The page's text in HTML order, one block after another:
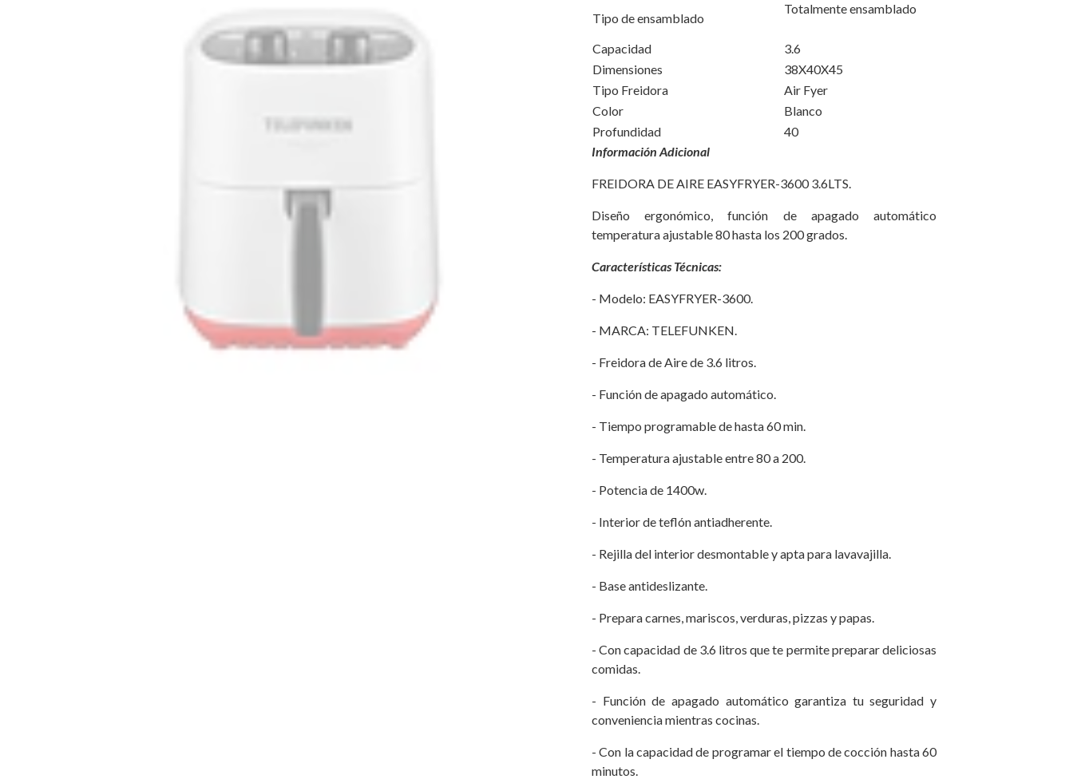
Tipo de ensamblado
Totalmente ensamblado
Capacidad
3.6
Dimensiones
38X40X45
Tipo Freidora
Air Fyer
Color
Blanco
Profundidad
40
Información Adicional
FREIDORA DE AIRE EASYFRYER-3600 3.6LTS.
Diseño ergonómico, función de apagado automático
temperatura ajustable 80 hasta los 200 grados.
Características Técnicas:
- Modelo: EASYFRYER-3600.
- MARCA: TELEFUNKEN.
- Freidora de Aire de 3.6 litros.
- Función de apagado automático.
- Tiempo programable de hasta 60 min.
- Temperatura ajustable entre 80 a 200.
- Potencia de 1400w.
- Interior de teflón antiadherente.
- Rejilla del interior desmontable y apta para lavavajilla.
- Base antideslizante.
- Prepara carnes, mariscos, verduras, pizzas y papas.
- Con capacidad de 3.6 litros que te permite preparar deliciosas
comidas.
- Función de apagado automático garantiza tu seguridad y
conveniencia mientras cocinas.
- Con la capacidad de programar el tiempo de cocción hasta 60
minutos.